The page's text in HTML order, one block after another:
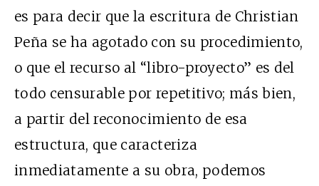
es para decir que la escritura de Christian
Peña se ha agotado con su procedimiento,
o que el recurso al “libro-proyecto” es del
todo censurable por repetitivo; más bien,
a partir del reconocimiento de esa
estructura, que caracteriza
inmediatamente a su obra, podemos